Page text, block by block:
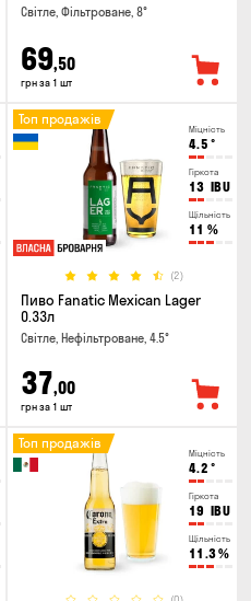
Світле, Фільтроване, 8°
69,50
грн за 1 шт
Міцність
4.5 °
Гіркота
13 IBU
Щільність
11 %
(2)
Топ продажів
Пиво Fanatic Mexican Lager
0.33л
Світле, Нефільтроване, 4.5°
37,00
грн за 1 шт
Міцність
4.2 °
Гіркота
19 IBU
Щільність
11.3%
Топ продажів